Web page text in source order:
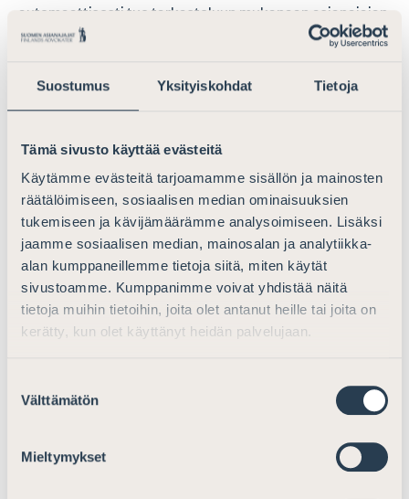
Suostumus Yksityiskohdat Tietoja
Tämä sivusto käyttää evästeitä
Käytämme evästeitä tarjoamamme sisällön ja mainosten
räätälöimiseen, sosiaalisen median ominaisuuksien
tukemiseen ja kävijämäärämme analysoimiseen. Lisäksi
jaamme sosiaalisen median, mainosalan ja analytiikka-
alan kumppaneillemme tietoja siitä, miten käytät
sivustoamme. Kumppanimme voivat yhdistää näitä
tietoja muihin tietoihin, joita olet antanut heille tai joita on
kerätty, kun olet käyttänyt heidän palvelujaan.
valinta
Välttämätön
Mieltymykset
automaattisesti tuo tarkasteluun mukanaan asianajajan
ammattietiikkaa. Vaikka asianajajalla ei ole suoraa
ammattietiikan perusteella, vastuullisuudella on
oikeusvaltion ja hyvinvointiyhteiskunnan kehittämisessä
ja turvaamisessa.
Paulus Pentikäinen tutki pro gradu -tutkielmassaan
asianajajamonopolin historiaa Suomessa. Hän on
tunnistanut neljä asianajajamonopolin kannalta
merkityksellistä ajanjaksoa: 1) 1600- ja 1700-lukujen
lainsäädännöllisen perustan luomisen, 2) 1800-luvun
lopun ja 1900-luvun alun uudistusyritykset, 3) ajan
asianajon murroksen ja sen vaikutukset
Asianajajakunnan historiaa Suomessa on tutkittu
aiemminkin, mutta Pentikäinen onnistuu löytämään